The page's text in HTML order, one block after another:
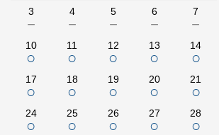
3
－
4
－
5
－
6
－
7
－
10
○
11
○
12
○
13
○
14
○
17
○
18
○
19
○
20
○
21
○
24
○
25
○
26
○
27
○
28
○